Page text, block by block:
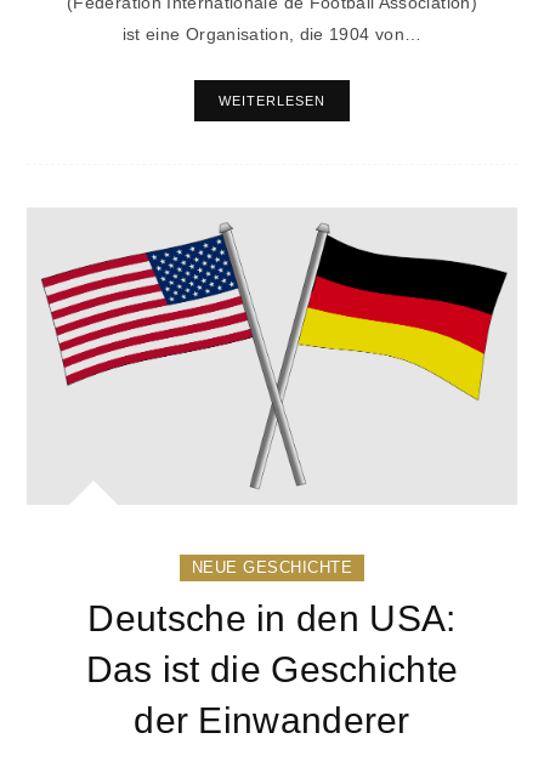
ist eine Organisation, die 1904 von…
WEITERLESEN
NEUE GESCHICHTE
Deutsche in den USA:
Das ist die Geschichte
der Einwanderer